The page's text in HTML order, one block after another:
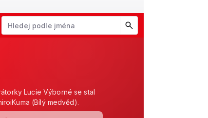
Y Z
Začněte psát jméno. Šipkami dolů a nahoru procházejte návrhy,
Lucie Výborné se stal
(Bílý medvěd).